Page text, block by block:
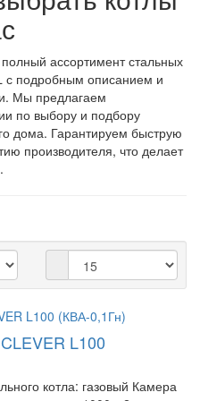
ассортимент стальных
с подробным описанием и
Мы предлагаем
по выбору и подбору
дома. Гарантируем быструю
производителя, что делает
L100
котла: газовый Камера